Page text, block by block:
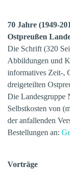
70 Jahre (1949-
Ostpreußen
Die Schrift (320
Abbildungen und
informatives Zeit-,
dreigeteilten
Die Landesgruppe
Selbstkosten von
der anfallenden
Bestellungen an:
Vorträge